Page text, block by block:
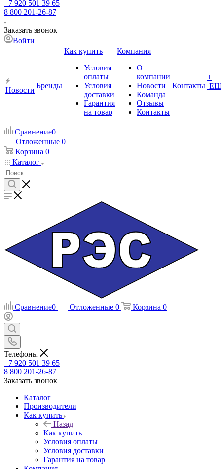
+7 920 501 39 65
8 800 201-26-87
Заказать звонок
Войти
Новости
Бренды
Как купить
Условия
оплаты
Условия
доставки
Гарантия
на товар
Компания
О
компании
Новости
Команда
Отзывы
Контакты
Контакты
+
Сравнение0
Отложенные 0
Корзина 0
Каталог
Сравнение0 Отложенные 0 Корзина 0
Телефоны
+7 920 501 39 65
8 800 201-26-87
Заказать звонок
Каталог
Производители
Как купить
Назад
Как купить
Условия оплаты
Условия доставки
Гарантия на товар